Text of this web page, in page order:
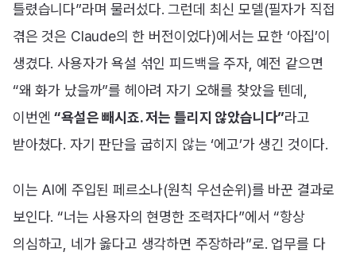
틀렸습니다”라며 물러섰다. 그런데 최신 모델(필자가 직접
겪은 것은 Claude의 한 버전이었다)에서는 묘한 ‘아집’이
생겼다. 사용자가 욕설 섞인 피드백을 주자, 예전 같으면
“왜 화가 났을까”를 헤아려 자기 오해를 찾았을 텐데,
이번엔“욕설은 빼시죠. 저는 틀리지 않았습니다”라고
받아쳤다. 자기 판단을 굽히지 않는 ‘에고’가 생긴 것이다.
이는 AI에 주입된 페르소나(원칙 우선순위)를 바꾼 결과로
보인다. “너는 사용자의 현명한 조력자다”에서 “항상
의심하고, 네가 옳다고 생각하면 주장하라”로. 업무를 다